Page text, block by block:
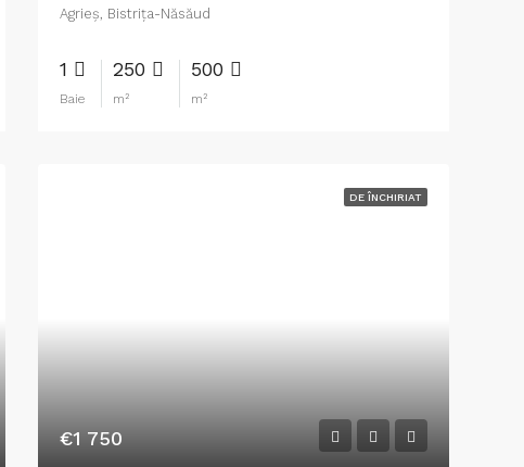
Agrieş, Bistrița-Năsăud
1
Baie
250
m²
500
m²
DE ÎNCHIRIAT
€1 750